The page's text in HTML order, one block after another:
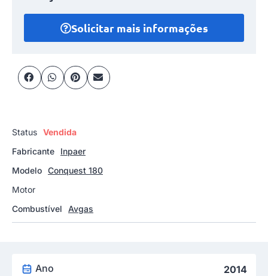
Solicitar mais informações
Status Vendida
Fabricante
Inpaer
Modelo Conquest 180
Motor
Combustível
Avgas
Ano 2014